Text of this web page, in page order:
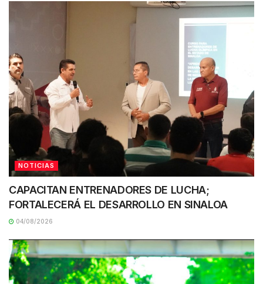
NOTICIAS
CAPACITAN ENTRENADORES DE LUCHA;
FORTALECERÁ EL DESARROLLO EN SINALOA
04/08/2026